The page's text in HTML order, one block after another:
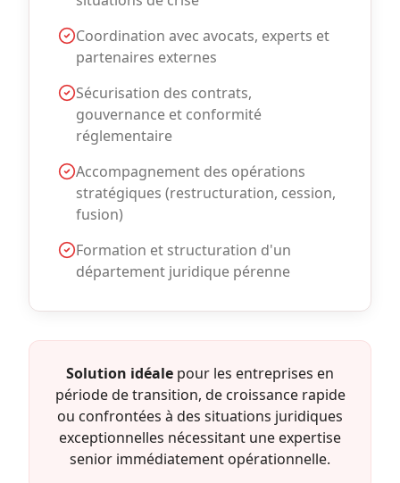
Coordination avec avocats, experts et
partenaires externes
Sécurisation des contrats,
gouvernance et conformité
réglementaire
Accompagnement des opérations
stratégiques (restructuration, cession,
fusion)
Formation et structuration d'un
département juridique pérenne
Solution idéale pour les entreprises en
période de transition, de croissance rapide
ou confrontées à des situations juridiques
exceptionnelles nécessitant une expertise
senior immédiatement opérationnelle.